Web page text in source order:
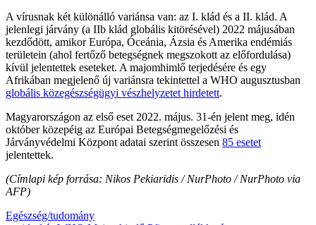
A vírusnak két különálló variánsa van: az I. klád és a II. klád. A
jelenlegi járvány (a IIb klád globális kitörésével) 2022 májusában
kezdődött, amikor Európa, Óceánia, Ázsia és Amerika endémiás
területein (ahol fertőző betegségnek megszokott az előfordulása)
kívül jelentettek eseteket. A majomhimlő terjedésére és egy
Afrikában megjelenő új variánsra tekintettel a WHO augusztusban
globális közegészségügyi vészhelyzetet hirdetett.
Magyarországon az első eset 2022. május. 31-én jelent meg, idén
október közepéig az Európai Betegségmegelőzési és
Járványvédelmi Központ adatai szerint összesen 85 esetet
jelentettek.
(Címlapi kép forrása: Nikos Pekiaridis / NurPhoto / NurPhoto via
AFP)
Egészség/tudomány